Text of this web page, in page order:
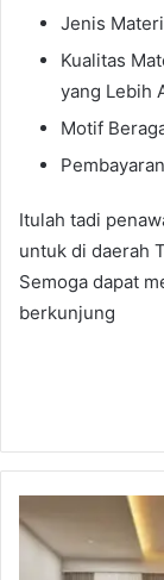
Jenis
Kualitas
yang Lebih
Motif
Itulah tadi
untuk di daerah
Semoga dapat
berkunjung